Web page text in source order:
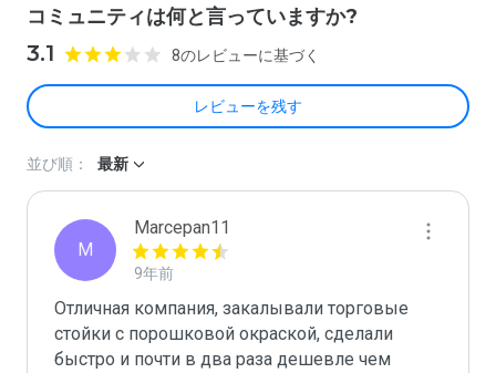
コミュニティは何と言っていますか?
3.1 8のレビューに基づく
レビューを残す
並び順： 最新
M
Marcepan11
9年前
Отличная компания, закалывали торговые
стойки с порошковой окраской, сделали
быстро и почти в два раза дешевле чем